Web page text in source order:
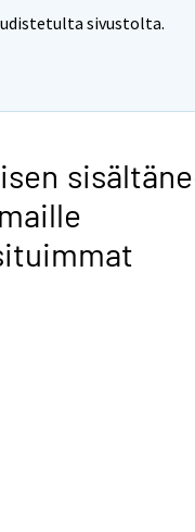
sivustolta.